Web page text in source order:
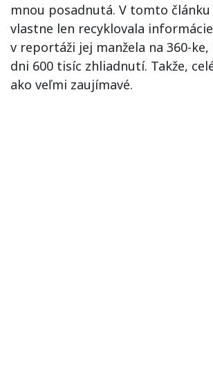
mnou posadnutá. V tomto
vlastne len recyklovala
v reportáži jej manžela na 360-
dni 600 tisíc zhliadnutí. Takže,
ako veľmi zaujímavé.